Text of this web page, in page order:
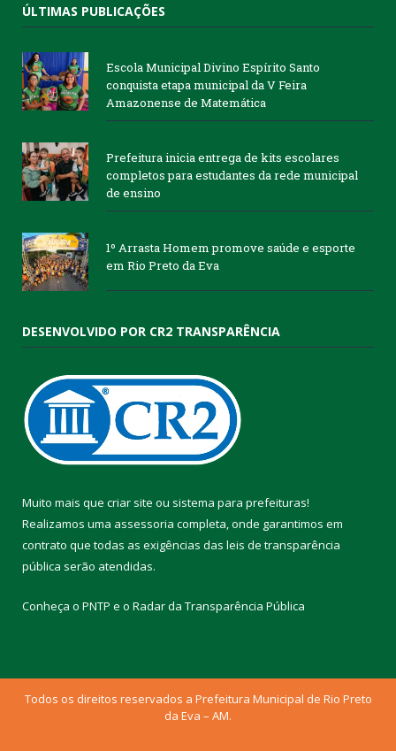
ÚLTIMAS PUBLICAÇÕES
Escola Municipal Divino Espírito Santo
conquista etapa municipal da V Feira
Amazonense de Matemática
Prefeitura inicia entrega de kits escolares
completos para estudantes da rede municipal
de ensino
1º Arrasta Homem promove saúde e esporte
em Rio Preto da Eva
DESENVOLVIDO POR CR2 TRANSPARÊNCIA
Muito mais que criar site ou sistema para prefeituras!
Realizamos uma assessoria completa, onde garantimos em
contrato que todas as exigências das leis de transparência
pública serão atendidas.
Conheça o PNTP e o Radar da Transparência Pública
Todos os direitos reservados a Prefeitura Municipal de Rio Preto
da Eva – AM.